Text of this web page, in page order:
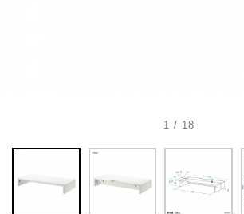
1 / 18